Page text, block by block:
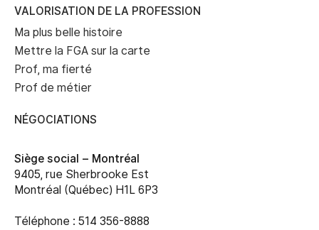
VALORISATION DE LA PROFESSION
Ma plus belle histoire
Mettre la FGA sur la carte
Prof, ma fierté
Prof de métier
NÉGOCIATIONS
Siège social – Montréal
9405, rue Sherbrooke Est
Montréal (Québec) H1L 6P3
Téléphone : 514 356-8888